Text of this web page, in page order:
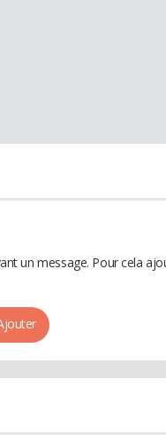
un message. Pour cela